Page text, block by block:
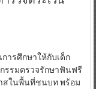
ารศึกษาให้กับเด็ก
รรมตรวจรักษาฟันฟรี
สในพื้นที่ชนบท พร้อม